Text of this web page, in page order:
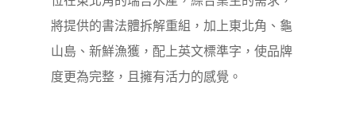
將提供的書法體拆解重組，加上東北角、龜
山島、新鮮漁獲，配上英文標準字，使品牌
度更為完整，且擁有活力的感覺。